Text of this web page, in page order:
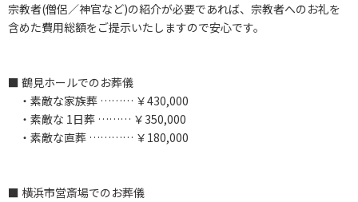
宗教者(僧侶／神官など)の紹介が必要であれば、宗教者へのお礼を
含めた費用総額をご提示いたしますので安心です。
■ 鶴見ホールでのお葬儀
・素敵な家族葬 ……… ￥430,000
・素敵な 1日葬 ……… ￥350,000
・素敵な直葬 ………… ￥180,000
■ 横浜市営斎場でのお葬儀